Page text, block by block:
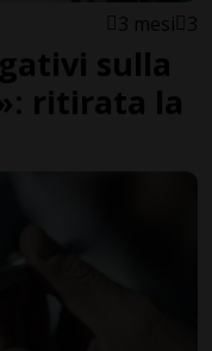
3 mesi 3
sulla
ritirata la